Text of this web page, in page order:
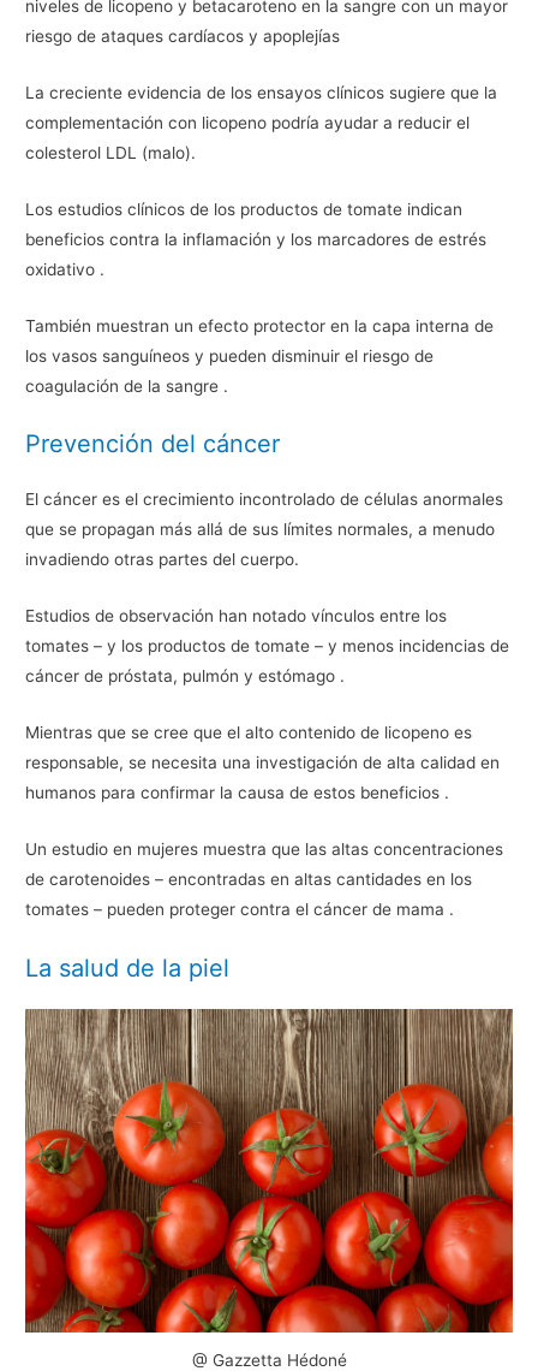
niveles de licopeno y betacaroteno en la sangre con un mayor
riesgo de ataques cardíacos y apoplejías
La creciente evidencia de los ensayos clínicos sugiere que la
complementación con licopeno podría ayudar a reducir el
colesterol LDL (malo).
Los estudios clínicos de los productos de tomate indican
beneficios contra la inflamación y los marcadores de estrés
oxidativo .
También muestran un efecto protector en la capa interna de
los vasos sanguíneos y pueden disminuir el riesgo de
coagulación de la sangre .
Prevención del cáncer
El cáncer es el crecimiento incontrolado de células anormales
que se propagan más allá de sus límites normales, a menudo
invadiendo otras partes del cuerpo.
Estudios de observación han notado vínculos entre los
tomates – y los productos de tomate – y menos incidencias de
cáncer de próstata, pulmón y estómago .
Mientras que se cree que el alto contenido de licopeno es
responsable, se necesita una investigación de alta calidad en
humanos para confirmar la causa de estos beneficios .
Un estudio en mujeres muestra que las altas concentraciones
de carotenoides – encontradas en altas cantidades en los
tomates – pueden proteger contra el cáncer de mama .
La salud de la piel
@ Gazzetta Hédoné